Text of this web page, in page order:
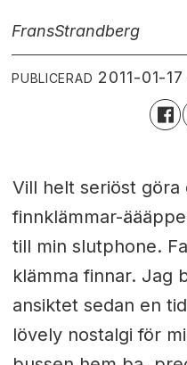
FransStrandberg
PUBLICERAD 2011-01-
Vill helt seriöst
finnklämmar-
till min slutphone.
klämma finnar. Jag
ansiktet sedan en
lövely nostalgi för